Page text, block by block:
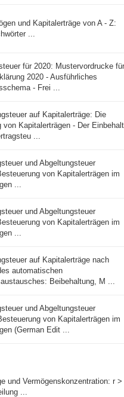
und Kapitalerträge von A - Z:
...
für 2020: Mustervordrucke für
2020 - Ausführliches
- Frei ...
auf Kapitalerträge: Die
von Kapitalerträgen - Der Einbehalt
...
und Abgeltungsteuer
von Kapitalerträgen im
...
und Abgeltungsteuer
von Kapitalerträgen im
...
auf Kapitalerträge nach
automatischen
Beibehaltung, M ...
und Abgeltungsteuer
von Kapitalerträgen im
(German Edit ...
und Vermögenskonzentration: r >
...